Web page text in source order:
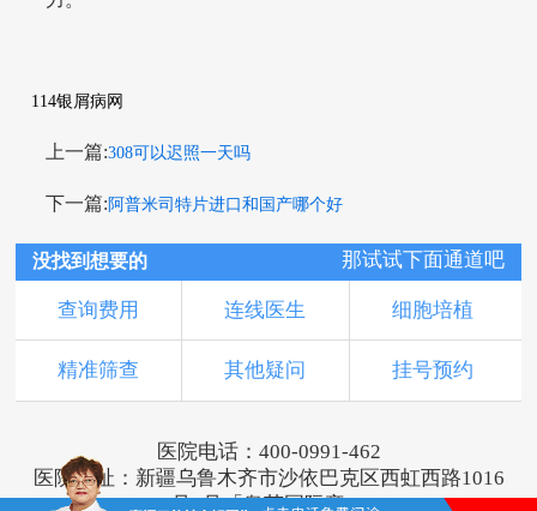
114银屑病网
上一篇:308可以迟照一天吗
下一篇:阿普米司特片进口和国产哪个好
没找到想要的 那试试下面通道吧
查询费用 连线医生 细胞培植
精准筛查 其他疑问 挂号预约
医院电话：400-0991-462
医院地址：新疆乌鲁木齐市沙依巴克区西虹西路1016
号1号「奥莱国际旁」